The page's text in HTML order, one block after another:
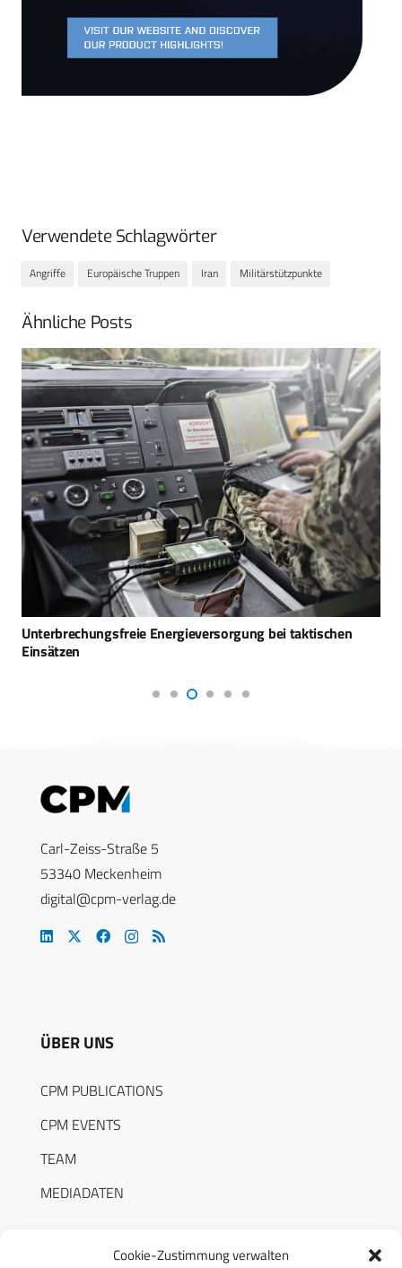
Cookie-Zustimmung verwalten
Verwendete Schlagwörter
Angriffe Europäische Truppen Iran Militärstützpunkte
Ähnliche Posts
Unterbrechungsfreie Energieversorgung bei taktischen
Einsätzen
Carl-Zeiss-Straße 5
53340 Meckenheim
digital@cpm-verlag.de
ÜBER UNS
CPM PUBLICATIONS
CPM EVENTS
TEAM
MEDIADATEN